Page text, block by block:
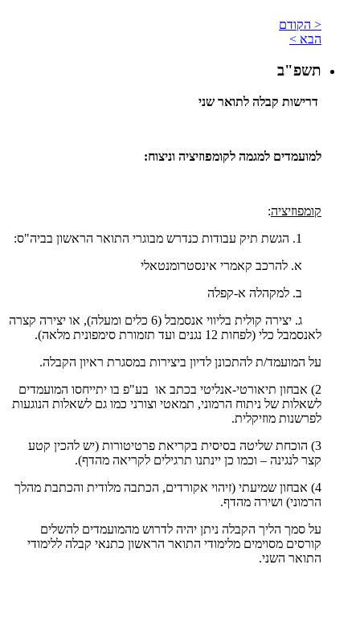
< הקודם
הבא >
תשפ"ב
דרישות קבלה לתואר שני
למועמדים למגמה לקומפוזיציה וניצוח:
קומפוזיציה:
הגשת תיק עבודות כנדרש מבוגרי התואר הראשון בביה"ס:
א. להרכב קאמרי אינסטרומנטאלי
ב. למקהלה א-קפלה
ג. יצירה קולית בליווי אנסמבל (6 כלים ומעלה), או יצירה קצרה
לאנסמבל כלי (לפחות 12 נגנים ועד תזמורת סימפונית מלאה).
על המועמד/ת להתכונן לדיון ביצירות במסגרת ראיון הקבלה.
2) אבחון תיאורטי-אנליטי בכתב או בע"פ בו יתייחסו המועמדים
לשאלות של ניתוח הרמוני, תמאטי וצורני כמו גם לשאלות הנוגעות
לפרשנות מוזיקלית.
3) הוכחת שליטה בסיסית בקריאת פרטיטורות (יש להכין קטע
קצר לנגינה – וכמו כן יינתנו תרגילים לקריאה מהדף).
4) אבחון שמיעתי (זיהוי אקורדים, הכתבה מלודית והכתבת מהלך
הרמוני) ושירה מהדף.
על סמך הליך הקבלה ניתן יהיה לדרוש מהמועמדים להשלים
קורסים מסוימים מלימודי התואר הראשון כתנאי קבלה ללימודי
התואר השני.